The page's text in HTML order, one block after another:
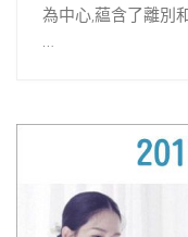
為中心,藴含了離別
…